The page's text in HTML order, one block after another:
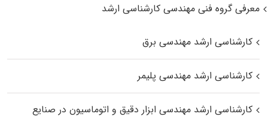
معرفی گروه فنی مهندسی کارشناسی ارشد
کارشناسی ارشد مهندسی برق
کارشناسی ارشد مهندسی پلیمر
کارشناسی ارشد مهندسی ابزار دقیق و اتوماسیون در صنایع